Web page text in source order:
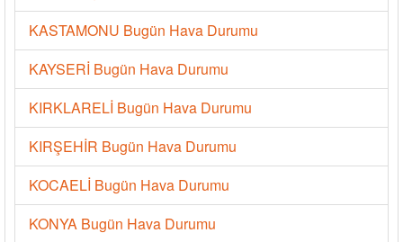
KASTAMONU Bugün Hava Durumu
KAYSERİ Bugün Hava Durumu
KIRKLARELİ Bugün Hava Durumu
KIRŞEHİR Bugün Hava Durumu
KOCAELİ Bugün Hava Durumu
KONYA Bugün Hava Durumu